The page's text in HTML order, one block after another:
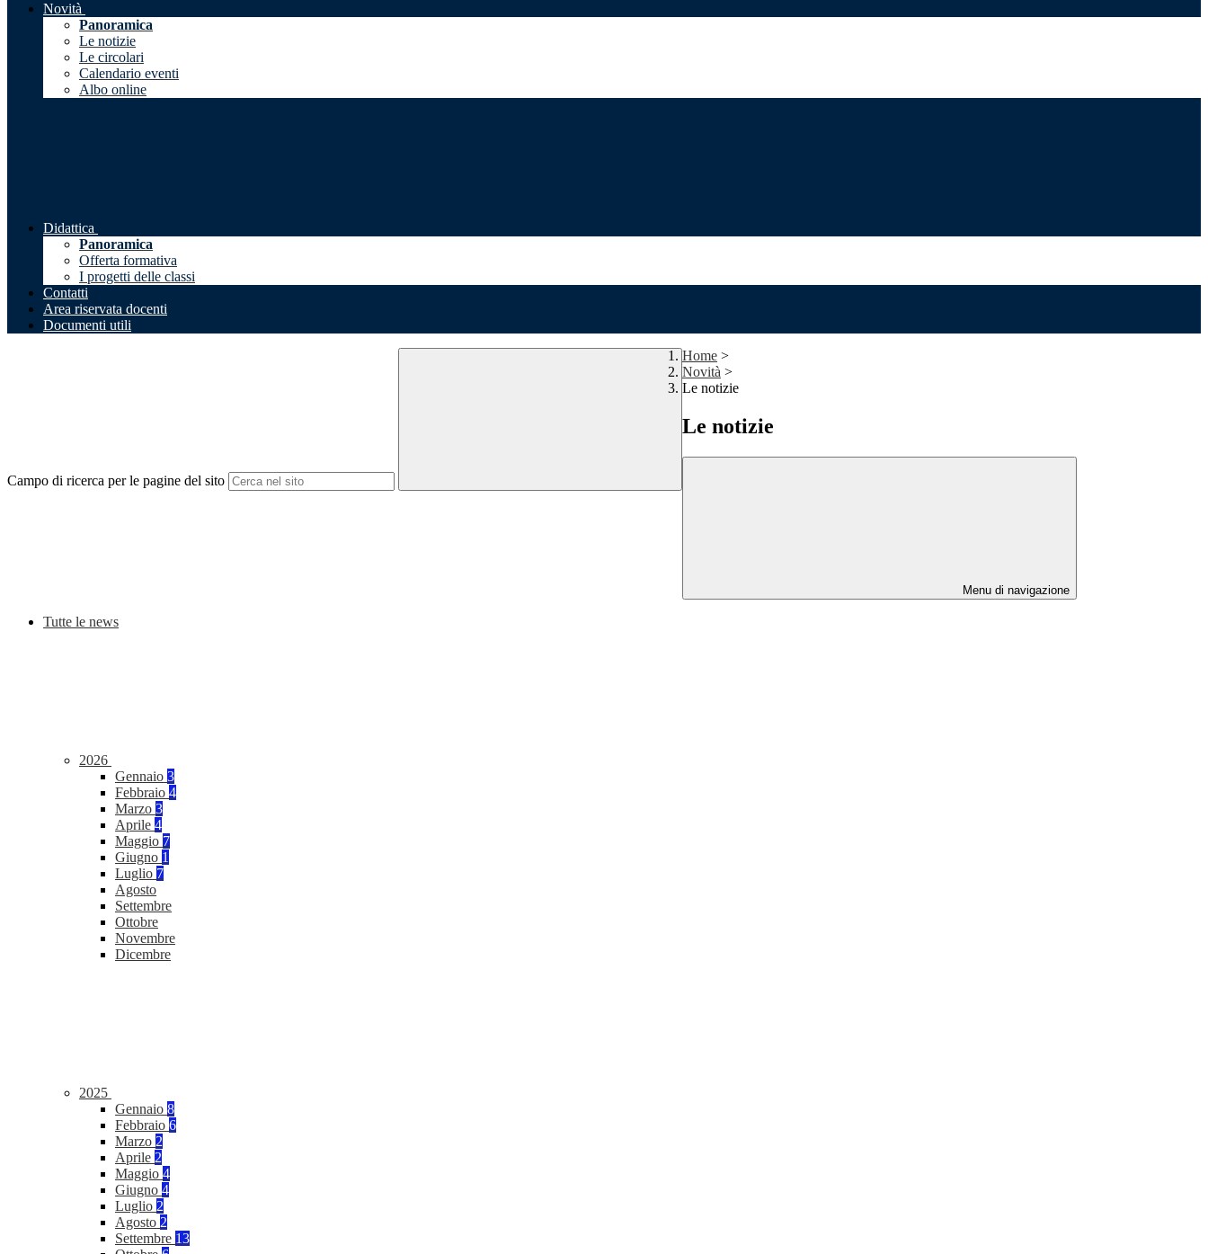
Novità
Panoramica
Le notizie
Le circolari
Calendario eventi
Albo online
Didattica
Panoramica
Offerta formativa
I progetti delle classi
Contatti
Area riservata docenti
Documenti utili
Campo di ricerca per le pagine del sito
Home >
Novità >
Le notizie
Le notizie
Menu di navigazione
Tutte le news
2026
Gennaio 3
Febbraio 4
Marzo 3
Aprile 4
Maggio 7
Giugno 1
Luglio 7
Agosto
Settembre
Ottobre
Novembre
Dicembre
2025
Gennaio 8
Febbraio 6
Marzo 2
Aprile 2
Maggio 4
Giugno 4
Luglio 2
Agosto 2
Settembre 13